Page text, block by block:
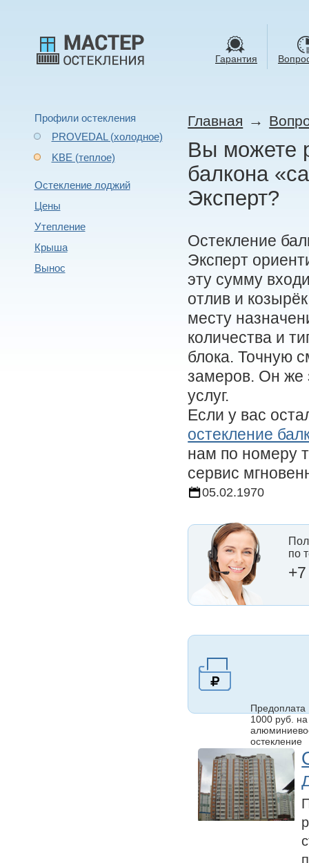
Гарантия
Профили остекления
PROVEDAL (холодное)
KBE (теплое)
Остекление лоджий
Цены
Утепление
Крыша
Вынос
Главная →
Вы можете
балкона
Эксперт?
Остекление
Эксперт
эту сумму
отлив и
месту
количества и
блока. Точную
замеров. Он же
услуг.
Если у вас
остекление
нам по номеру
сервис
05.02.1970
по
Предоплата
1000 руб. на
остекление